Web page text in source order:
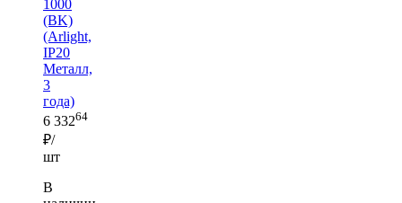
1000
(BK)
(Arlight,
IP20
Металл,
3
года)
6 33264
₽/
шт
В